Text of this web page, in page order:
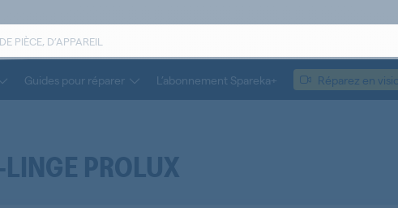
Guides pour réparer L’abonnement Spareka+ Réparez en
PROLUX